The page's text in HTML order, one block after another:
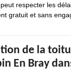
respecter les
gratuit et sans
de la
En Bray